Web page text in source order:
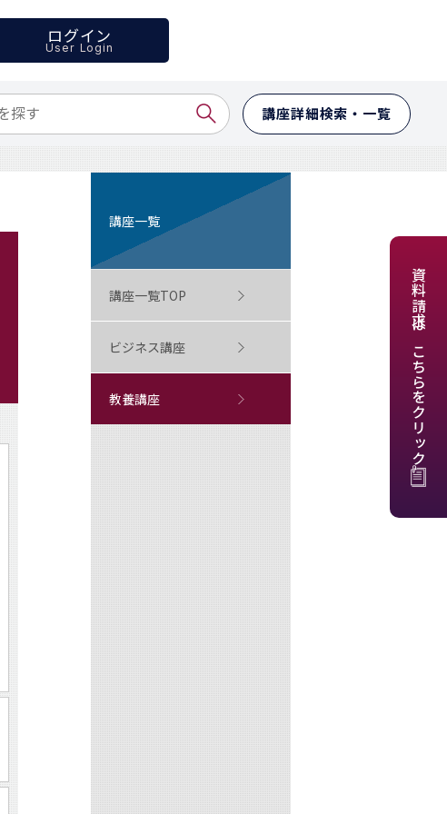
ログイン
User Login
講座詳細検索・一覧
資料請求はこちらをクリック
講座一覧
講座一覧TOP
ビジネス講座
教養講座